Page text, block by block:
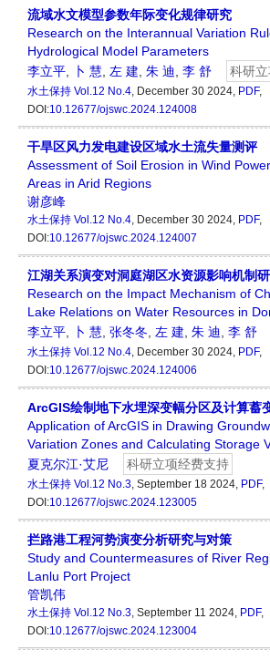
流域水文模型参数年际变化规律研究
Research on the Interannual Variation
Hydrological Model Parameters
李立平
卜 慧 左 建 朱 迪 李 舒 科研
水土保持 Vol.12 No.4, December 30 2024, PDF,
DOI:10.12677/ojswc.2024.124008
干旱区风力发电建设区域水土流失量测评
Assessment of Soil Erosion in Wind
Areas in Arid Regions
谢彦峰
水土保持 Vol.12 No.4, December 30 2024, PDF,
DOI:10.12677/ojswc.2024.124007
江湖关系演变对洞庭湖区水资源影响机制
Research on the Impact Mechanism of
Lake Relations on Water Resources in
李立平
卜 慧 张冬冬 左 建 朱 迪 李 舒
水土保持 Vol.12 No.4, December 30 2024, PDF,
DOI:10.12677/ojswc.2024.124006
ArcGIS绘制地下水埋深变幅分区及计算蓄
Application of ArcGIS in Drawing
Variation Zones and Calculating Storage
夏克尔江·艾尼
科研立项经费支持
水土保持 Vol.12 No.3, September 18 2024, PDF,
DOI:10.12677/ojswc.2024.123005
拦路港工程河势演变分析研究与对策
Study and Countermeasures of River
Lanlu Port Project
管凯伟
水土保持 Vol.12 No.3, September 11 2024, PDF,
DOI:10.12677/ojswc.2024.123004